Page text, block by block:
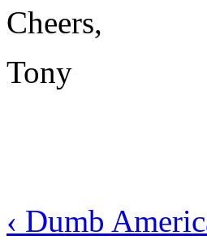
Cheers,
Tony
‹ Dumb